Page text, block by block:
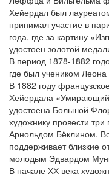
Хейердал был
принимал участие в
года, где за картину
удостоен золотой
В период 1878-1882
где был учеником
В 1882 году
Хейердала «Умирающий
удостоена Большой
художнику провести
Арнольдом Бёклином.
поддерживает близкие
молодым Эдвардом
В начале ХХ века